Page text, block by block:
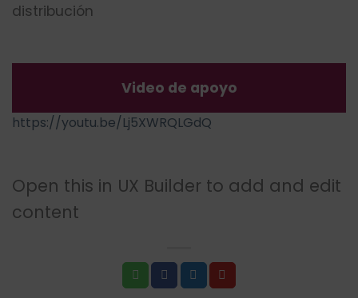
distribución
Video de apoyo
https://youtu.be/Lj5XWRQLGdQ
Open this in UX Builder to add and edit
content